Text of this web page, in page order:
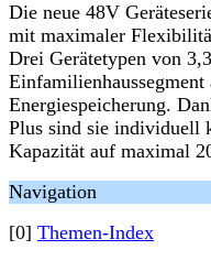
Die neue 48V
mit maximaler
Drei Gerätetypen von
Energiespeicherung.
Plus sind sie individuell
Kapazität auf maximal
Navigation
[0] Themen-Index